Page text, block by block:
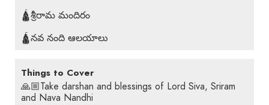
🛕శ్రీరామ మందిరం
🛕నవ నంది ఆలయాలు
Things to Cover
🙏🏼Take darshan and blessings of Lord Siva, Sriram
and Nava Nandhi